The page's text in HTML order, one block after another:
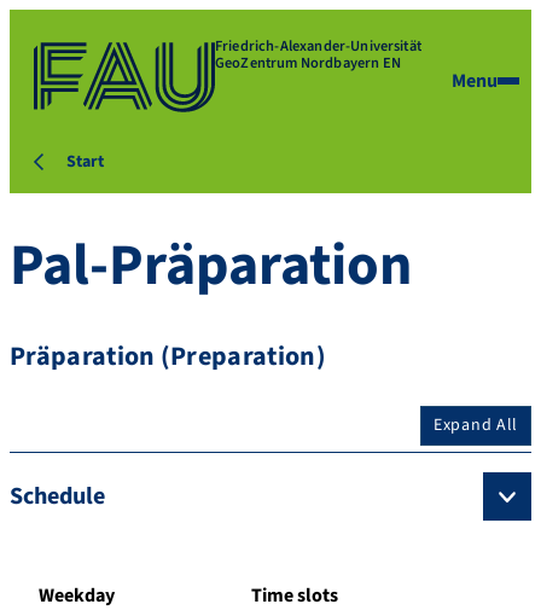
Friedrich-Alexander-Universität
GeoZentrum Nordbayern EN
Menu
Start
Pal-Präparation
Präparation (Preparation)
Expand All
Schedule
Weekday Time slots